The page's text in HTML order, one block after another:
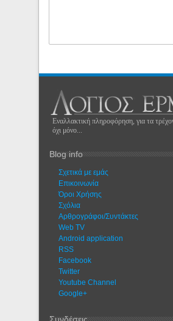
Εναλλακτική πληροφόρηση, για τα
όχι μόνο...
Blog info
Σχετικά με εμάς
Eπικοινωνία
Όροι Χρήσης
Σχόλια
Αρθρογράφοι/Συντάκτες
Web TV
Android application
RSS
Facebook
Twitter
Youtube Channel
Google+